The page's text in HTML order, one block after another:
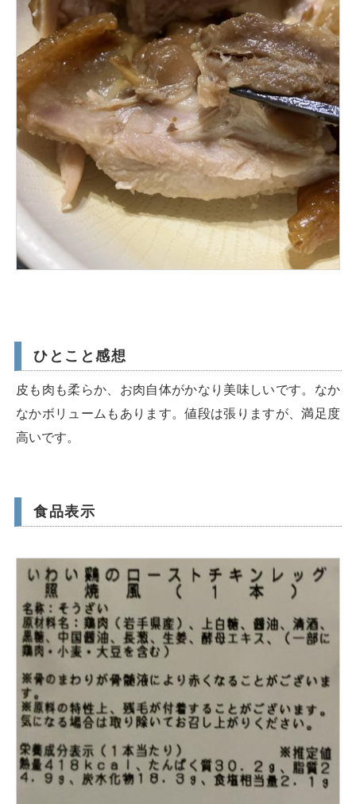
ひとこと感想
皮も肉も柔らか、お肉自体がかなり美味しいです。なか
なかボリュームもあります。値段は張りますが、満足度
高いです。
食品表示